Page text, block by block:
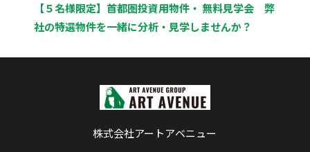
【５名様限定】首都圏投資用物件・ 無料見学会 弊
社の特選物件を一緒に分析・見学しませんか？
株式会社アートアベニュー